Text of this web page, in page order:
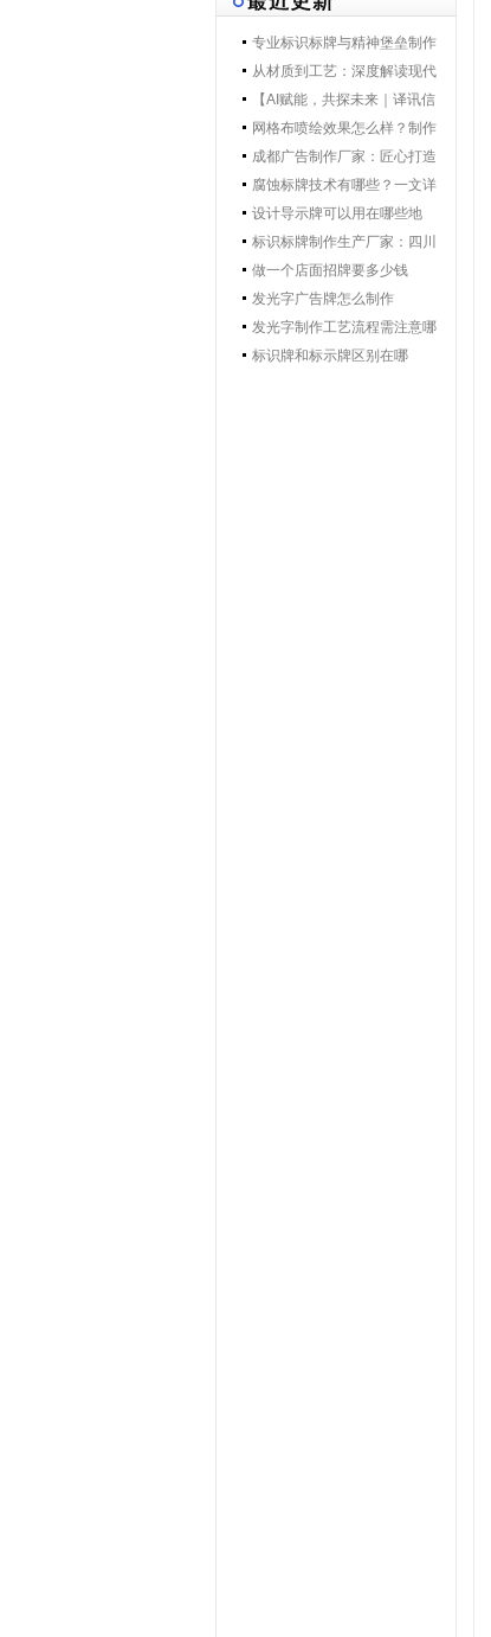
专业标识标牌与精神堡垒制作
专家 | 零贰捌广告制作集团 - 打
造一体化导视解决方案，提升
品牌形象与空间效率
从材质到工艺：深度解读现代
导视标牌制作技术
【AI赋能，共探未来｜译讯信
息董事长马万炯先生一行莅临
028广告制作集团交流赋能】
网格布喷绘效果怎么样？制作
工艺要点核心优势
成都广告制作厂家：匠心打造
城市视觉新名片
腐蚀标牌技术有哪些？一文详
解行业主流工艺与应用
设计导示牌可以用在哪些地
方？
标识标牌制作生产厂家：四川
零贰捌广告公司的匠心之路
做一个店面招牌要多少钱
发光字广告牌怎么制作
发光字制作工艺流程需注意哪
些
标识牌和标示牌区别在哪